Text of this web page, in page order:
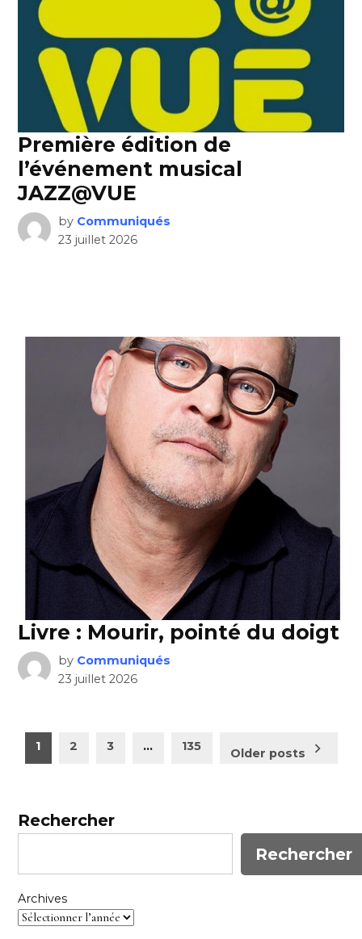
Première édition de
l’événement musical
JAZZ@VUE
by Communiqués
23 juillet 2026
Livre : Mourir, pointé du doigt
by Communiqués
23 juillet 2026
Pagination
des
1 2 3 … 135 Older posts
Rechercher
Rechercher
Archives